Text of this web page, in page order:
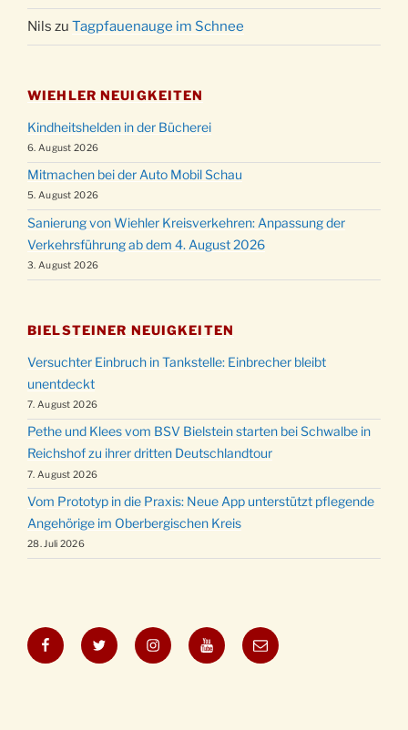
Nils zu Tagpfauenauge im Schnee
WIEHLER NEUIGKEITEN
Kindheitshelden in der Bücherei
6. August 2026
Mitmachen bei der Auto Mobil Schau
5. August 2026
Sanierung von Wiehler Kreisverkehren: Anpassung der
Verkehrsführung ab dem 4. August 2026
3. August 2026
BIELSTEINER NEUIGKEITEN
Versuchter Einbruch in Tankstelle: Einbrecher bleibt
unentdeckt
7. August 2026
Pethe und Klees vom BSV Bielstein starten bei Schwalbe in
Reichshof zu ihrer dritten Deutschlandtour
7. August 2026
Vom Prototyp in die Praxis: Neue App unterstützt pflegende
Angehörige im Oberbergischen Kreis
28. Juli 2026
FacebookTwitter InstagramYouTubeE-
Mail